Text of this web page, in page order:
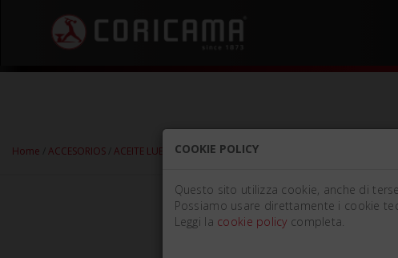
Home ACCESORIOS ACEITE LUBRICANTE/ ACEITE LUBRICANTE Ml 12 PUNTA 7mm
COOKIE POLICY
Questo sito utilizza cookie, anche di
Possiamo usare direttamente i cookie
Leggi la cookie policy completa.